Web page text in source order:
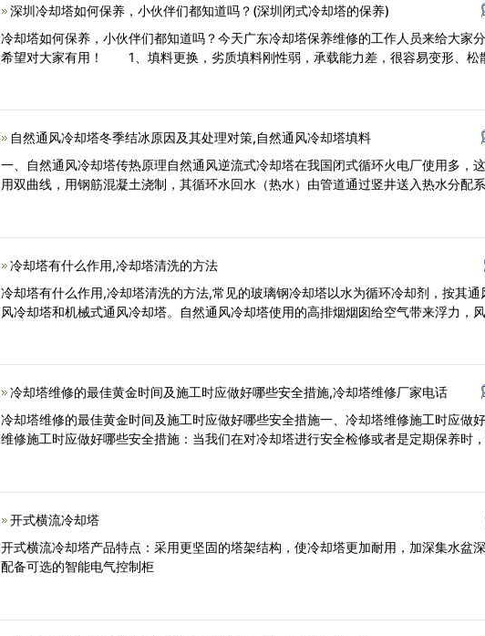
深圳冷却塔如何保养，小伙伴们都知道吗？(深圳闭式冷却塔的保养)
冷却塔如何保养，小伙伴们都知道吗？今天广东冷却塔保养维修的工作人员来给大家
希望对大家有用！ 1、填料更换，劣质填料刚性弱，承载能力差，很容易变形、松
自然通风冷却塔冬季结冰原因及其处理对策,自然通风冷却塔填料
一、自然通风冷却塔传热原理自然通风逆流式冷却塔在我国闭式循环火电厂使用多，
用双曲线，用钢筋混凝土浇制，其循环水回水（热水）由管道通过竖井送入热水分配
冷却塔有什么作用,冷却塔清洗的方法
冷却塔有什么作用,冷却塔清洗的方法,常见的玻璃钢冷却塔以水为循环冷却剂，按其通
风冷却塔和机械式通风冷却塔。自然通风冷却塔使用的高排烟烟囱给空气带来浮力，
冷却塔维修的最佳黄金时间及施工时应做好哪些安全措施,冷却塔维修厂家电话
冷却塔维修的最佳黄金时间及施工时应做好哪些安全措施一、冷却塔维修施工时应做
维修施工时应做好哪些安全措施：当我们在对冷却塔进行安全检修或者是定期保养时
开式横流冷却塔
开式横流冷却塔产品特点：采用更坚固的塔架结构，使冷却塔更加耐用，加深集水盆
配备可选的智能电气控制柜